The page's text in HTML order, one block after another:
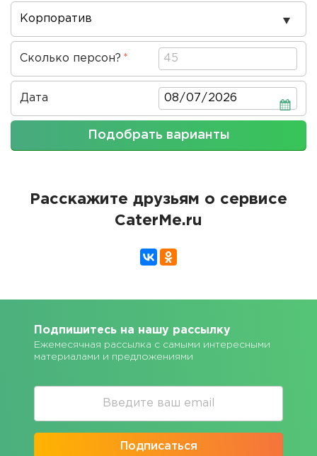
Повод
проведения
Сколько персон?
Дата Дата
Подобрать варианты
Расскажите друзьям о сервисе
CaterMe.ru
Подпишитесь на нашу рассылку
Ежемесячная рассылка с самыми интересными
материалами и предложениями
Подписаться